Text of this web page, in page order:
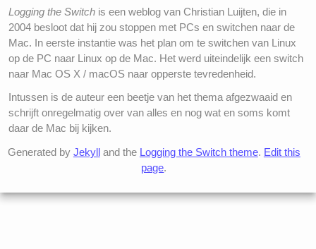
Logging the Switch is een weblog van Christian Luijten, die in
2004 besloot dat hij zou stoppen met PCs en switchen naar de
Mac. In eerste instantie was het plan om te switchen van Linux
op de PC naar Linux op de Mac. Het werd uiteindelijk een switch
naar Mac OS X / macOS naar opperste tevredenheid.
Intussen is de auteur een beetje van het thema afgezwaaid en
schrijft onregelmatig over van alles en nog wat en soms komt
daar de Mac bij kijken.
Generated by Jekylland the Logging the Switch theme. Edit this
page.